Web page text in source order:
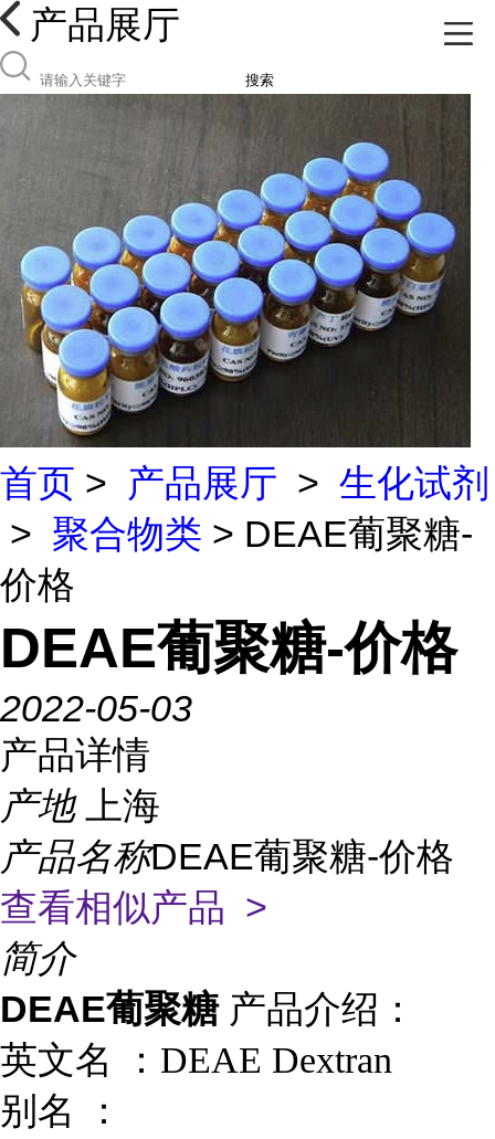
产品展厅
搜索
首页 > 产品展厅 > 生化试剂
> 聚合物类 > DEAE葡聚糖-
价格
DEAE葡聚糖-价格
2022-05-03
产品详情
产地
上海
产品名称DEAE葡聚糖-价格
查看相似产品 >
简介
DEAE葡聚糖 产品介绍：
英文名 ： DEAE Dextran
别名 ：